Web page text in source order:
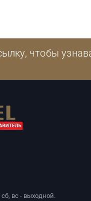
чтобы
вс - выходной.